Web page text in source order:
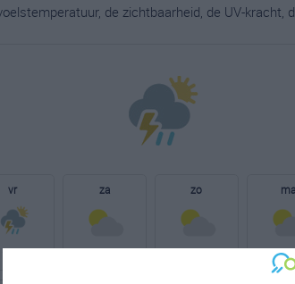
de zichtbaarheid, de UV-kracht,
vr za zo ma
31°